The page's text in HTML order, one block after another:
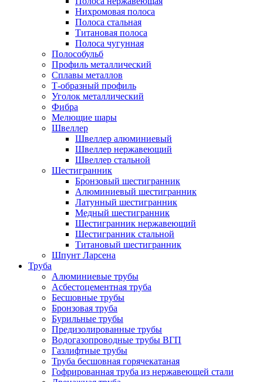
Нихромовая полоса
Полоса стальная
Титановая полоса
Полоса чугунная
Полособульб
Профиль металлический
Сплавы металлов
Т-образный профиль
Уголок металлический
Фибра
Мелющие шары
Швеллер
Швеллер алюминиевый
Швеллер нержавеющий
Швеллер стальной
Шестигранник
Бронзовый шестигранник
Алюминиевый шестигранник
Латунный шестигранник
Медный шестигранник
Шестигранник нержавеющий
Шестигранник стальной
Титановый шестигранник
Шпунт Ларсена
Труба
Алюминиевые трубы
Асбестоцементная труба
Бесшовные трубы
Бронзовая труба
Бурильные трубы
Предизолированные трубы
Водогазопроводные трубы ВГП
Газлифтные трубы
Труба бесшовная горячекатаная
Гофрированная труба из нержавеющей стали